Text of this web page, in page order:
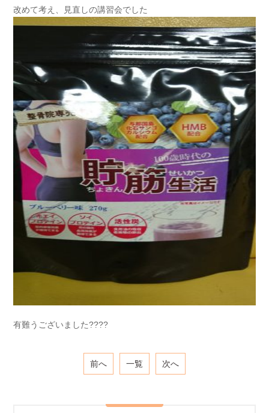
改めて考え、見直しの講習会でした
有難うございました????
前へ 一覧 次へ